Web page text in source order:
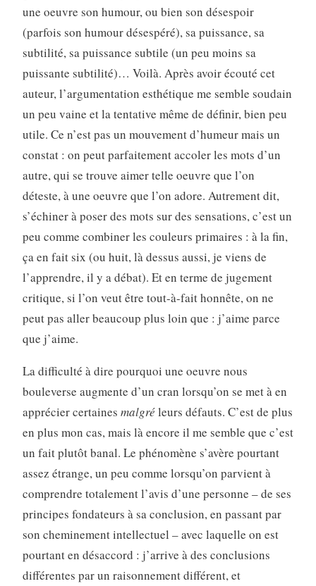
une oeuvre son humour, ou bien son désespoir
(parfois son humour désespéré), sa puissance, sa
subtilité, sa puissance subtile (un peu moins sa
puissante subtilité)… Voilà. Après avoir écouté cet
auteur, l’argumentation esthétique me semble soudain
un peu vaine et la tentative même de définir, bien peu
utile. Ce n’est pas un mouvement d’humeur mais un
constat : on peut parfaitement accoler les mots d’un
autre, qui se trouve aimer telle oeuvre que l’on
déteste, à une oeuvre que l’on adore. Autrement dit,
s’échiner à poser des mots sur des sensations, c’est un
peu comme combiner les couleurs primaires : à la fin,
ça en fait six (ou huit, là dessus aussi, je viens de
l’apprendre, il y a débat). Et en terme de jugement
critique, si l’on veut être tout-à-fait honnête, on ne
peut pas aller beaucoup plus loin que : j’aime parce
que j’aime.
La difficulté à dire pourquoi une oeuvre nous
bouleverse augmente d’un cran lorsqu’on se met à en
apprécier certaines malgréleurs défauts. C’est de plus
en plus mon cas, mais là encore il me semble que c’est
un fait plutôt banal. Le phénomène s’avère pourtant
assez étrange, un peu comme lorsqu’on parvient à
comprendre totalement l’avis d’une personne – de ses
principes fondateurs à sa conclusion, en passant par
son cheminement intellectuel – avec laquelle on est
pourtant en désaccord : j’arrive à des conclusions
différentes par un raisonnement différent, et